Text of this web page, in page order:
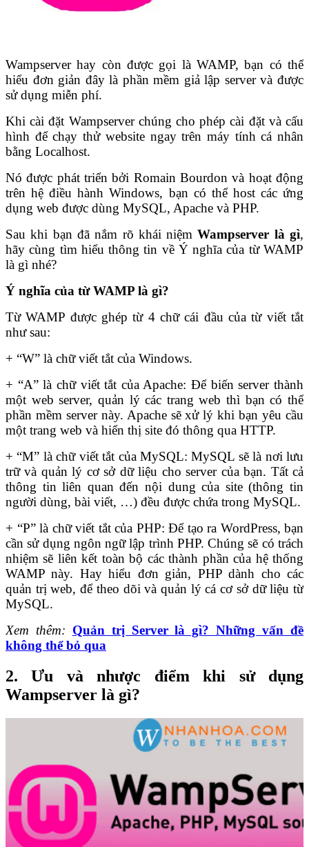
Wampserver hay còn được gọi là WAMP, bạn có thể
hiểu đơn giản đây là phần mềm giả lập server và được
sử dụng miễn phí.
Khi cài đặt Wampserver chúng cho phép cài đặt và cấu
hình để chạy thử website ngay trên máy tính cá nhân
bằng Localhost.
Nó được phát triển bởi Romain Bourdon và hoạt động
trên hệ điều hành Windows, bạn có thể host các ứng
dụng web được dùng MySQL, Apache và PHP.
Sau khi bạn đã nắm rõ khái niệmWampserver là gì,
hãy cùng tìm hiểu thông tin về Ý nghĩa của từ WAMP
là gì nhé?
Ý nghĩa của từ WAMP là gì?
Từ WAMP được ghép từ 4 chữ cái đầu của từ viết tắt
như sau:
+ “W” là chữ viết tắt của Windows.
+ “A” là chữ viết tắt của Apache: Để biến server thành
một web server, quản lý các trang web thì bạn có thể
phần mềm server này. Apache sẽ xử lý khi bạn yêu cầu
một trang web và hiển thị site đó thông qua HTTP.
+ “M” là chữ viết tắt của MySQL: MySQL sẽ là nơi lưu
trữ và quản lý cơ sở dữ liệu cho server của bạn. Tất cả
thông tin liên quan đến nội dung của site (thông tin
người dùng, bài viết, …) đều được chứa trong MySQL.
+ “P” là chữ viết tắt của PHP: Để tạo ra WordPress, bạn
cần sử dụng ngôn ngữ lập trình PHP. Chúng sẽ có trách
nhiệm sẽ liên kết toàn bộ các thành phần của hệ thống
WAMP này. Hay hiểu đơn giản, PHP dành cho các
quản trị web, để theo dõi và quản lý cá cơ sở dữ liệu từ
MySQL.
Xem thêm: Quản trị Server là gì? Những vấn đề
không thể bỏ qua
2.Ưu và nhược điểm khi sử dụng
Wampserver là gì?